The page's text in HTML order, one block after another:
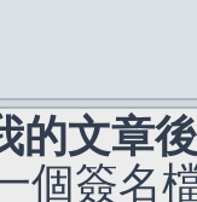
的文章
個簽名